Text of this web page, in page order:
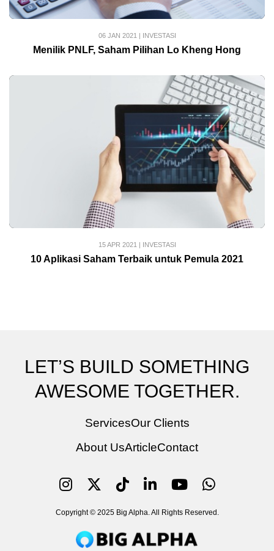
06 JAN 2021 INVESTASI
Menilik PNLF, Saham Pilihan Lo Kheng Hong
15 APR 2021 INVESTASI
10 Aplikasi Saham Terbaik untuk Pemula 2021
LET’S BUILD SOMETHING
AWESOME TOGETHER.
ServicesOur Clients
About UsArticleContact
Copyright © 2025 Big Alpha. All Rights Reserved.